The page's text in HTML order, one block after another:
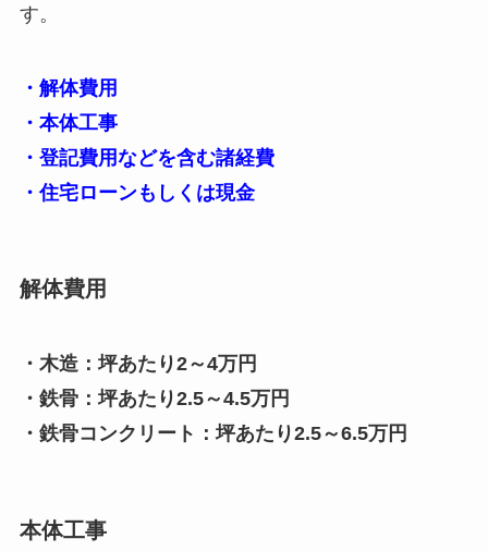
す。
・解体費用
・本体工事
・登記費用などを含む諸経費
・住宅ローンもしくは現金
解体費用
・木造：坪あたり2～4万円
・鉄骨：坪あたり2.5～4.5万円
・鉄骨コンクリート：坪あたり2.5～6.5万円
本体工事